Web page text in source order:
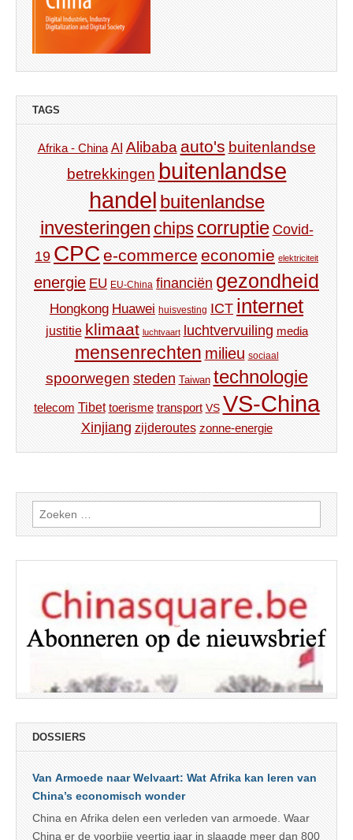
TAGS
Afrika - China AI Alibaba auto's buitenlandse
betrekkingen buitenlandse
handel buitenlandse
investeringen chips corruptie Covid-
19 CPC e-commerce economie elektriciteit
energie EU EU-China financiën gezondheid
Hongkong Huawei huisvesting ICT internet
justitie klimaat luchtvaart luchtvervuiling media
mensenrechten milieu sociaal
spoorwegen steden Taiwan technologie
telecom Tibet toerisme transport VS VS-China
Xinjiang zijderoutes zonne-energie
Zoeken
naar:
DOSSIERS
Van Armoede naar Welvaart: Wat Afrika kan leren van
China’s economisch wonder
China en Afrika delen een verleden van armoede. Waar
China er de voorbije veertig jaar in slaagde meer dan 800